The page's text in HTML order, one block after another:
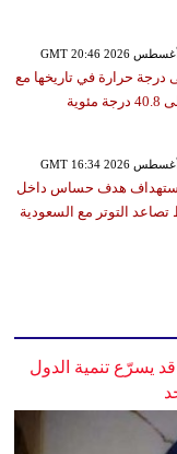
درجة حرارة في تاريخها مع
استهداف هدف حساس داخل
التوتر مع السعودية
قد يسرّع تنمية الدول